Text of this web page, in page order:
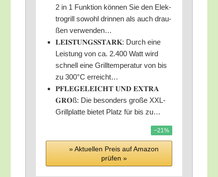
2 in 1 Funk­ti­on kön­nen Sie den Elek­
tro­grill sowohl drin­nen als auch drau­
ßen verwenden…
𝐋𝐄𝐈𝐒𝐓𝐔𝐍𝐆𝐒𝐒𝐓𝐀𝐑𝐊: Durch eine
Leis­tung von ca. 2.400 Watt wird
schnell eine Grill­tem­pe­ra­tur von bis
zu 300°C erreicht…
𝐏𝐅𝐋𝐄𝐆𝐄𝐋𝐄𝐈𝐂𝐇𝐓 𝐔𝐍𝐃 𝐄𝐗𝐓𝐑𝐀
𝐆𝐑𝐎ß: Die beson­ders gro­ße XXL-
Grill­plat­te bie­tet Platz für bis zu…
−21%
» Aktu­el­len Preis auf Ama­zon
prü­fen »